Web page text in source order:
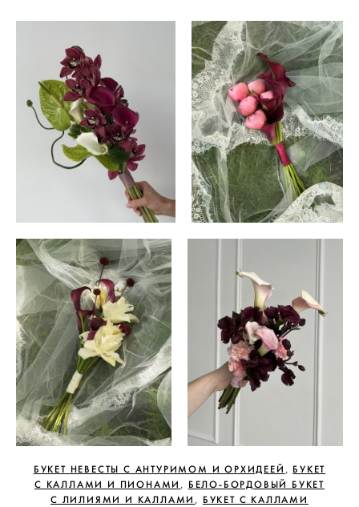
БУКЕТ НЕВЕСТЫ С АНТУРИМОМ И ОРХИДЕЕЙ , БУКЕТ
С КАЛЛАМИ И ПИОНАМИ , БЕЛО-БОРДОВЫЙ БУКЕТ
С ЛИЛИЯМИ И КАЛЛАМИ , БУКЕТ С КАЛЛАМИ